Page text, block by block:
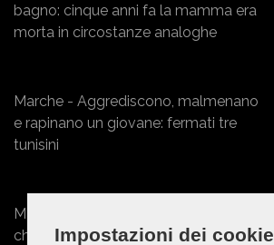
Impostazioni dei cookie
bagno: cinque anni fa la mamma era
morta in circostanze analoghe
Marche - Aggrediscono, malmenano
e rapinano un giovane: fermati tre
tunisini
Marche - Esce di strada con l'Ape
che poi si ribalta: un ferito a Torrette